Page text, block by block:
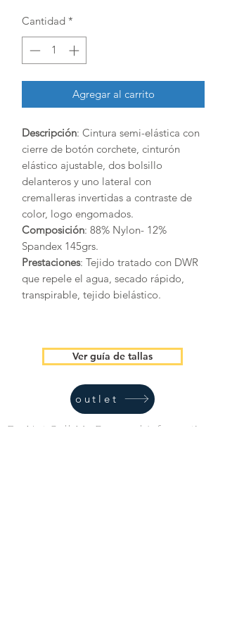
Cantidad *
Agregar al carrito
Descripción: Cintura semi-elástica con
cierre de botón corchete, cinturón
elástico ajustable, dos bolsillo
delanteros y uno lateral con
cremalleras invertidas a contraste de
color, logo engomados.
Composición: 88% Nylon- 12%
Spandex 145grs.
Prestaciones: Tejido tratado con DWR
que repele el agua, secado rápido,
transpirable, tejido bielástico.
Ver guía de tallas
outlet
Do Not Sell My Personal Information